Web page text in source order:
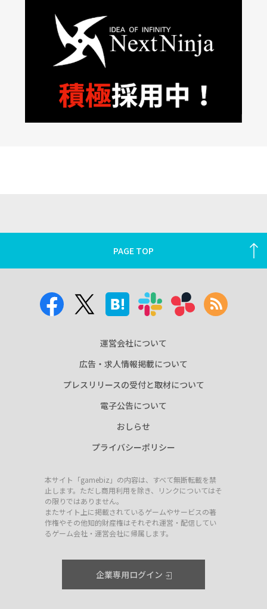
PAGE TOP
運営会社について
広告・求人情報掲載について
プレスリリースの受付と取材について
電子公告について
おしらせ
プライバシーポリシー
本サイト「gamebiz」の内容は、すべて無断転載を禁
止します。ただし商用利用を除き、リンクについてはそ
の限りではありません。
またサイト上に掲載されているゲームやサービスの著
作権やその他知的財産権はそれぞれ運営・配信してい
るゲーム会社・運営会社に帰属します。
企業専用ログイン